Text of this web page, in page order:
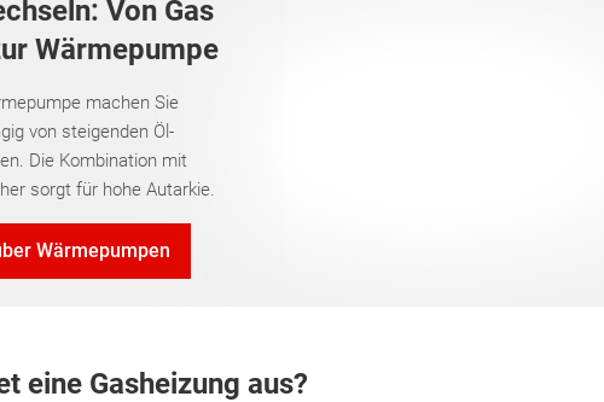
Von Gas
Wärmepumpe
machen Sie
von steigenden Öl-
Die Kombination mit
sorgt für hohe Autarkie.
Wärmepumpen
eine Gasheizung aus?